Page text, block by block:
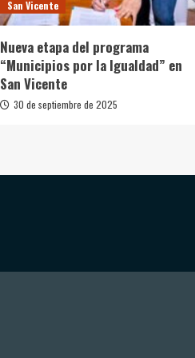
San Vicente
Nueva etapa del programa
“Municipios por la Igualdad” en
San Vicente
30 de septiembre de 2025